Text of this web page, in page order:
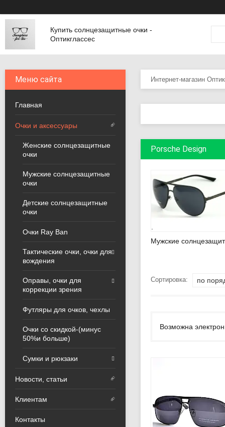
Купить солнцезащитные очки -
Оптикглассес
Интернет-магазин
Porsche Design
Мужские
Сортировка:
Возможна
Главная
Очки и аксессуары
Женские солнцезащитные
очки
Мужские солнцезащитные
очки
Детские солнцезащитные
очки
Очки Ray Ban
Тактические очки, очки для
вождения
Оправы, очки для
коррекции зрения
Футляры для очков, чехлы
Очки со скидкой-(минус
50%и больше)
Сумки и рюкзаки
Новости, статьи
Контакты